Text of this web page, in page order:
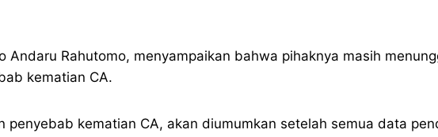
Andaru Rahutomo, menyampaikan bahwa pihaknya masih
kematian CA.
penyebab kematian CA, akan diumumkan setelah semua data